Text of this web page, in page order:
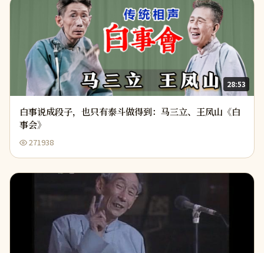
28:53
白事说成段子，也只有泰斗做得到：马三立、王凤山《白
事会》
271938